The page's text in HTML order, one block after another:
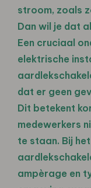
stroom, zoals
Dan wil je dat
Een cruciaal
elektrische
dat er geen
Dit betekent
medewerkers
te staan. Bij
ampèrage en